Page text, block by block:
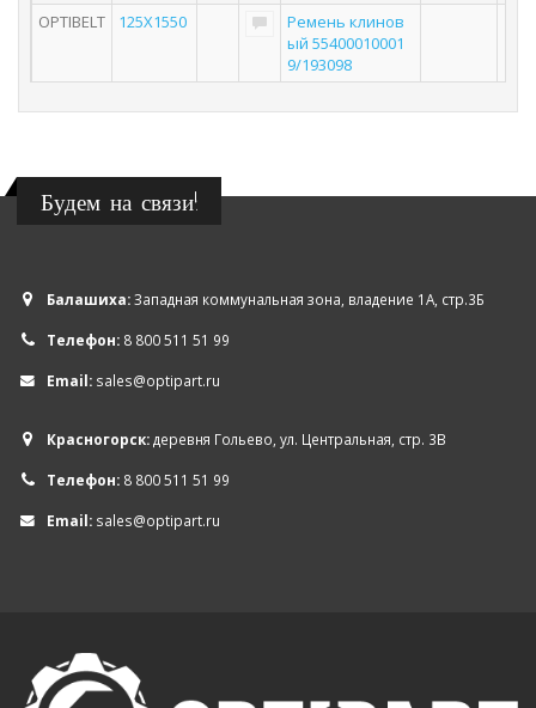
OPTIBELT
125X1550
Ремень клинов
ый 55400010001
9/193098
Будем на связи!
Балашиха:Западная коммунальная зона, владение 1А, стр.3Б
Телефон: 8 800 511 51 99
Email: sales@optipart.ru
Красногорск:деревня Гольево, ул. Центральная, стр. 3В
Телефон: 8 800 511 51 99
Email: sales@optipart.ru